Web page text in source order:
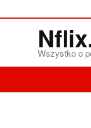
Wszystko o